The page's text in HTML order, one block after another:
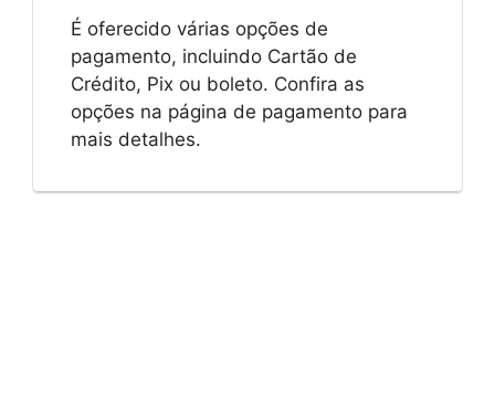
É oferecido várias opções de
pagamento, incluindo Cartão de
Crédito, Pix ou boleto. Confira as
opções na página de pagamento para
mais detalhes.